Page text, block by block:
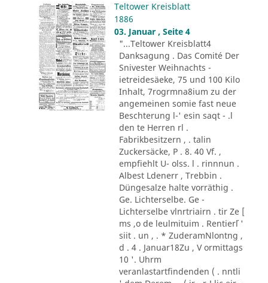
Teltower Kreisblatt
1886
03. Januar , Seite 4
"...Teltower Kreisblatt4
Danksagung . Das Comité Der
Snivester Weihnachts -
ietreidesäeke, 75 und 100 Kilo
Inhalt, 7rogrmna8ium zu der
angemeinen somie fast neue
Beschterung l-' esin saqt - .l
den te Herren rl .
Fabrikbesitzern , . talin
Zuckersäcke, P . 8. 40 Vf. ,
empfiehlt U- olss. l . rinnnun .
Albest Ldenerr , Trebbin .
Düngesalze halte vorräthig .
Ge. Lichterselbe. Ge -
Lichterselbe vlnrtriairn . tir Ze [
ms ,o de leulmituim . Rentier´l '
siit . un , . * ZuderamNlontng ,
d . 4 . Januar18Zu , V ormittags
10 '. Uhrm
veranlastartfindenden ( . nntli